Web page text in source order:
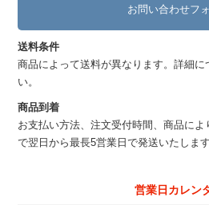
お問い合わせフ
送料条件
商品によって送料が異なります。詳細に
い。
商品到着
お支払い方法、注文受付時間、商品に
で翌日から最長5営業日で発送いたしま
営業日カレン